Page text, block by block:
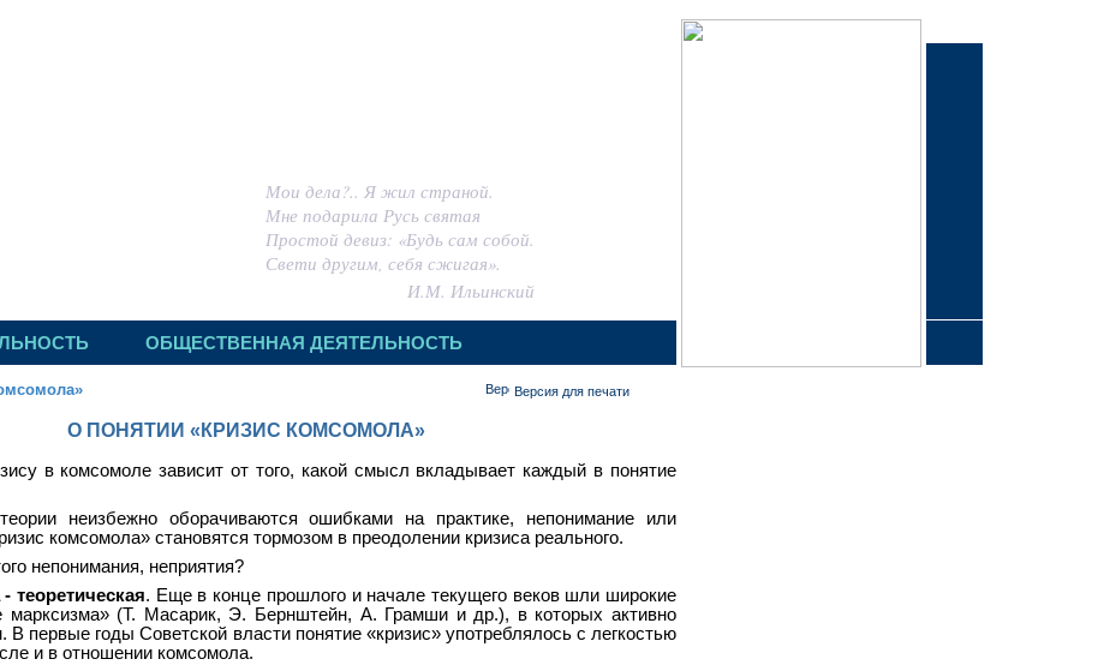
Мои дела?.. Я жил страной.
Мне подарила Русь святая
Простой девиз: «Будь сам собой.
Свети другим, себя сжигая».
И.М. Ильинский
ОБЩЕСТВЕННАЯ ДЕЯТЕЛЬНОСТЬ
Версия для печати
О ПОНЯТИИ «КРИЗИС КОМСОМОЛА»
в комсомоле зависит от того, какой смысл вкладывает каждый в понятие
неизбежно оборачиваются ошибками на практике, непонимание или
комсомола» становятся тормозом в преодолении кризиса реального.
непонимания, неприятия?
теоретическая. Еще в конце прошлого и начале текущего веков шли широкие
марксизма» (Т. Масарик, Э. Бернштейн, А. Грамши и др.), в которых активно
первые годы Советской власти понятие «кризис» употреблялось с легкостью
и в отношении комсомола.